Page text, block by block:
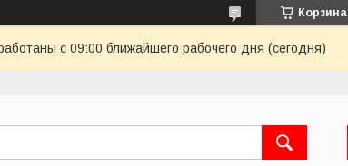
Корзина
с 09:00 ближайшего рабочего дня (сегодня)